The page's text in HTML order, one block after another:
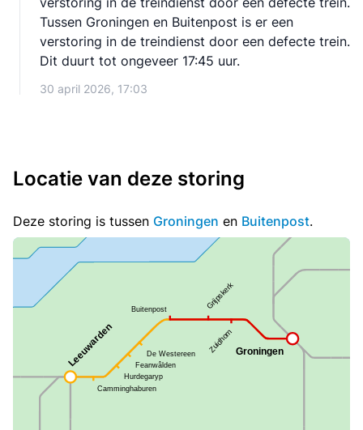
Tussen Groningen en Buitenpost is er een
verstoring in de treindienst door een defecte trein.
Dit duurt tot ongeveer 17:45 uur.
30 april 2026, 17:03
Locatie van deze storing
Deze storing is tussen Groningen en Buitenpost.